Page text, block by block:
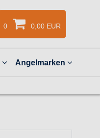
0 0,00 EUR
Angelmarken